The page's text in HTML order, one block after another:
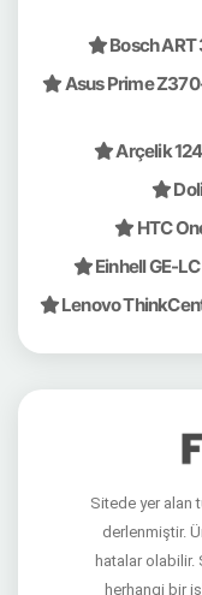
Bosch
Asus Prime
Arçelik
HTC
Einhell GE-
Lenovo
Sitede yer alan
derlenmiştir.
hatalar olabilir.
herhangi bir